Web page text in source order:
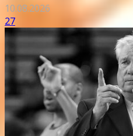
10.08.2026
27